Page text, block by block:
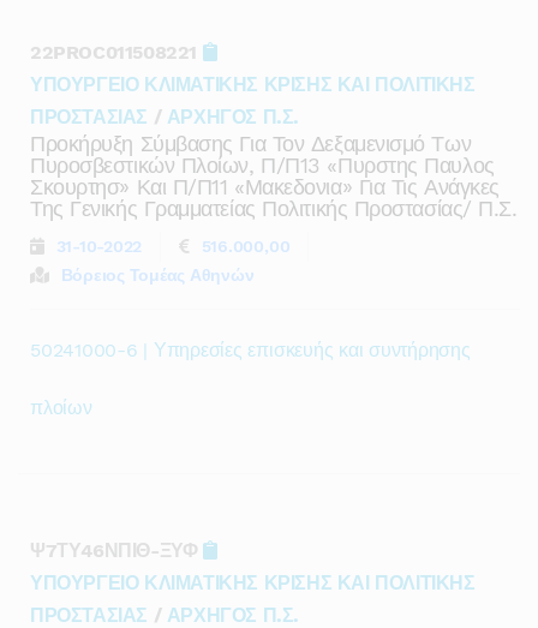
22PROC011508221
ΥΠΟΥΡΓΕΙΟ ΚΛΙΜΑΤΙΚΗΣ ΚΡΙΣΗΣ ΚΑΙ ΠΟΛΙΤΙΚΗΣ
ΠΡΟΣΤΑΣΙΑΣ / ΑΡΧΗΓΟΣ Π.Σ.
Προκήρυξη Σύμβασης Για Τον Δεξαμενισμό Των
Πυροσβεστικών Πλοίων, Π/π13 «πυρστης Παυλος
Σκουρτησ» Και Π/π11 «μακεδονια» Για Τις Ανάγκες
Της Γενικής Γραμματείας Πολιτικής Προστασίας/ Π.σ.
31-10-2022
516.000,00
Βόρειος Τομέας Αθηνών
50241000-6 | Υπηρεσίες επισκευής και συντήρησης
πλοίων
Ψ7ΤΥ46ΝΠΙΘ-ΞΥΦ
ΥΠΟΥΡΓΕΙΟ ΚΛΙΜΑΤΙΚΗΣ ΚΡΙΣΗΣ ΚΑΙ ΠΟΛΙΤΙΚΗΣ
ΠΡΟΣΤΑΣΙΑΣ / ΑΡΧΗΓΟΣ Π.Σ.